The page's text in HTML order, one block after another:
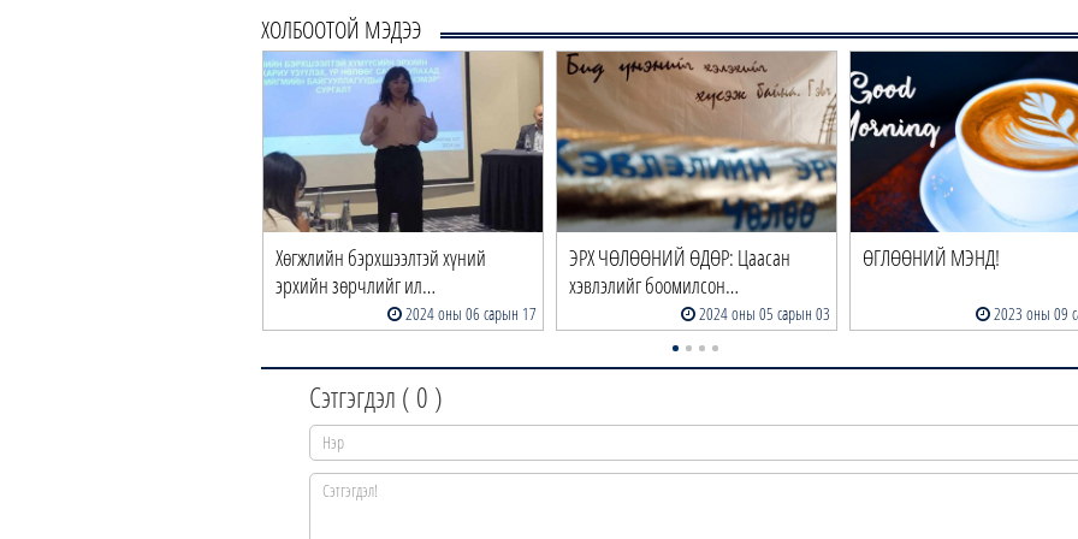
ХОЛБООТОЙ МЭДЭЭ
Хөгжлийн бэрхшээлтэй хүний
эрхийн зөрчлийг ил…
2024 оны 06 сарын 17
ЭРХ ЧӨЛӨӨНИЙ ӨДӨР: Цаасан
хэвлэлийг боомилсон…
2024 оны 05 сарын 03
ӨГЛӨӨНИЙ МЭНД!
2023 оны 09
Сэтгэгдэл ( 0 )